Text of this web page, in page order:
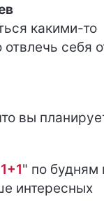
какими-то
себя
вы
" по будням
интересных